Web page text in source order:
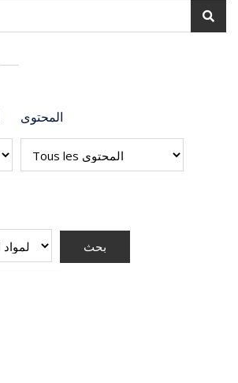
المحتوى